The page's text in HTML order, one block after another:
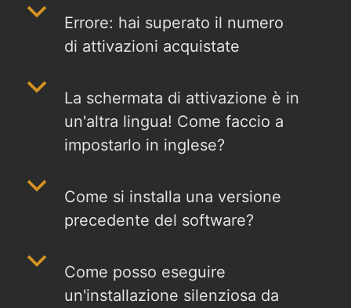
b
Errore: hai superato il numero
di attivazioni acquistate
b
La schermata di attivazione è in
un'altra lingua! Come faccio a
impostarlo in inglese?
b
Come si installa una versione
precedente del software?
b
Come posso eseguire
un'installazione silenziosa da